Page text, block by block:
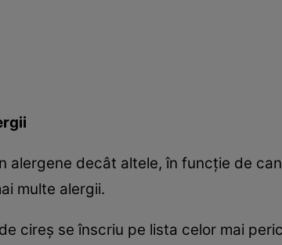
alergene decât altele, în funcţie de
multe alergii.
cireş se înscriu pe lista celor mai